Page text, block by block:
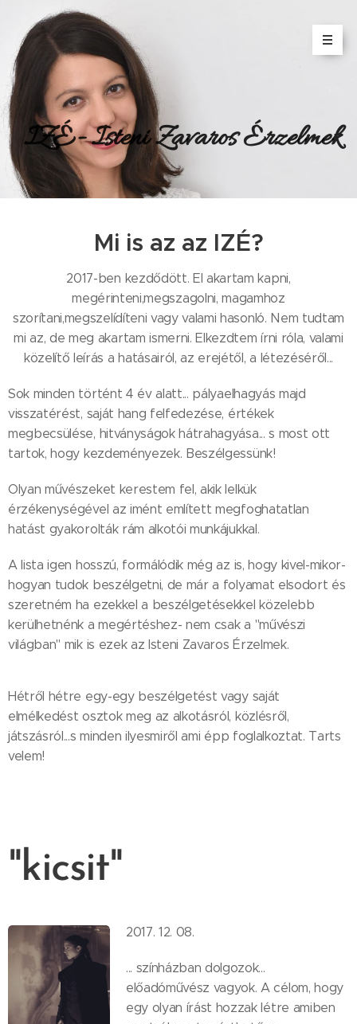
IZÉ- Isteni Zavaros Érzelmek
Mi is az az IZÉ?
2017-ben kezdődött. El akartam kapni,
megérinteni,megszagolni, magamhoz
szorítani,megszelídíteni vagy valami hasonló. Nem tudtam
mi az, de meg akartam ismerni. Elkezdtem írni róla, valami
közelítő leírás a hatásairól, az erejétől, a létezéséről...
Sok minden történt 4 év alatt... pályaelhagyás majd
visszatérést, saját hang felfedezése, értékek
megbecsülése, hitványságok hátrahagyása... s most ott
tartok, hogy kezdeményezek. Beszélgessünk!
Olyan művészeket kerestem fel, akik lelkük
érzékenységével az imént említett megfoghatatlan
hatást gyakorolták rám alkotói munkájukkal.
A lista igen hosszú, formálódik még az is, hogy kivel-mikor-
hogyan tudok beszélgetni, de már a folyamat elsodort és
szeretném ha ezekkel a beszélgetésekkel közelebb
kerülhetnénk a megértéshez- nem csak a "művészi
világban" mik is ezek az Isteni Zavaros Érzelmek.
Hétről hétre egy-egy beszélgetést vagy saját
elmélkedést osztok meg az alkotásról, közlésről,
játszásról...s minden ilyesmiről ami épp foglalkoztat. Tarts
velem!
"kicsit"
2017. 12. 08.
... színházban dolgozok...
előadóművész vagyok. A célom, hogy
egy olyan írást hozzak létre amiben